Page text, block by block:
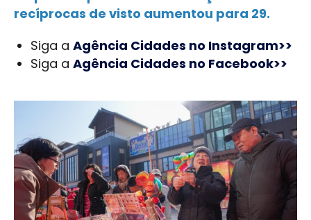
recíprocas de visto aumentou para 29.
Siga a Agência Cidades no Instagram>>
Siga a Agência Cidades no Facebook>>